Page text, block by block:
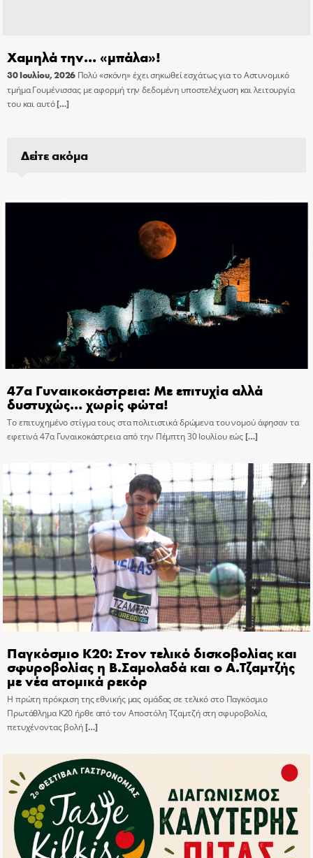
Χαμηλά την… «μπάλα»!
30 Ιουλίου, 2026 Πολύ «σκόνη» έχει σηκωθεί εσχάτως για το Αστυνομικό
τμήμα Γουμένισσας με αφορμή την δεδομένη υποστελέχωση και λειτουργία
του και αυτό[…]
Δείτε ακόμα
47α Γυναικοκάστρεια: Με επιτυχία αλλά
δυστυχώς… χωρίς φώτα!
Το επιτυχημένο στίγμα τους στα πολιτιστικά δρώμενα του νομού άφησαν τα
εφετινά 47α Γυναικοκάστρεια από την Πέμπτη 30 Ιουλίου εώς[…]
Παγκόσμιο Κ20: Στον τελικό δισκοβολίας και
σφυροβολίας η Β.Σαμολαδά και ο Α.Τζαμτζής
με νέα ατομικά ρεκόρ
Η πρώτη πρόκριση της εθνικής μας ομάδας σε τελικό στο Παγκόσμιο
Πρωτάθλημα Κ20 ήρθε από τον Αποστόλη Τζαμτζή στη σφυροβολία,
πετυχένοντας βολή[…]